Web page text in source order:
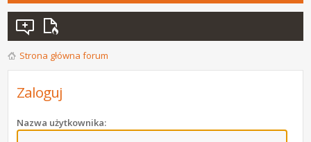
Strona główna forum
Zaloguj
Nazwa użytkownika: